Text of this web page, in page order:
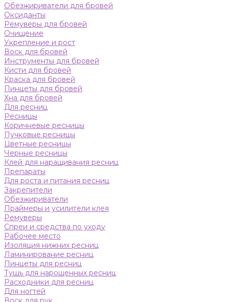
Обезжириватели для бровей
Оксиданты
Ремуверы для бровей
Очищение
Укрепление и рост
Воск для бровей
Инструменты для бровей
Кисти для бровей
Краска для бровей
Пинцеты для бровей
Хна для бровей
Для ресниц
Ресницы
Коричневые ресницы
Пучковые ресницы
Цветные ресницы
Черные ресницы
Клей для наращивания ресниц
Препараты
Для роста и питания ресниц
Закрепители
Обезжириватели
Праймеры и усилители клея
Ремуверы
Спреи и средства по уходу
Рабочее место
Изоляция нижних ресниц
Ламинирование ресниц
Пинцеты для ресниц
Тушь для нарощенных ресниц
Расходники для ресниц
Для ногтей